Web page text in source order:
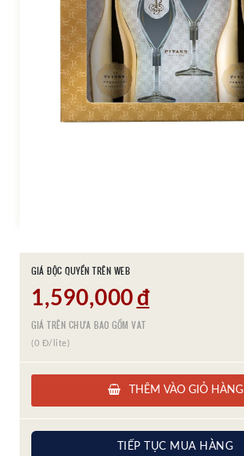
GIÁ ĐỘC QUYỀN TRÊN WEB
1,590,000 đ
GIÁ TRÊN CHƯA BAO GỒM VAT
(0 Đ/lite)
THÊM VÀO GIỎ HÀNG
TIẾP TỤC MUA HÀNG